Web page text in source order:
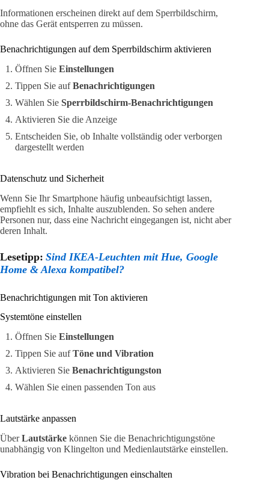
Informationen erscheinen direkt auf dem Sperrbildschirm,
ohne das Gerät entsperren zu müssen.
Benachrichtigungen auf dem Sperrbildschirm aktivieren
Öffnen Sie Einstellungen
Tippen Sie aufBenachrichtigungen
Wählen Sie Sperrbildschirm-Benachrichtigungen
Aktivieren Sie die Anzeige
Entscheiden Sie, ob Inhalte vollständig oder verborgen
dargestellt werden
Datenschutz und Sicherheit
Wenn Sie Ihr Smartphone häufig unbeaufsichtigt lassen,
empfiehlt es sich, Inhalte auszublenden. So sehen andere
Personen nur, dass eine Nachricht eingegangen ist, nicht aber
deren Inhalt.
Lesetipp: Sind IKEA-Leuchten mit Hue, Google
Home & Alexa kompatibel?
Benachrichtigungen mit Ton aktivieren
Systemtöne einstellen
Öffnen Sie Einstellungen
Tippen Sie aufTöne und Vibration
Aktivieren Sie Benachrichtigungston
Wählen Sie einen passenden Ton aus
Lautstärke anpassen
ÜberLautstärke können Sie die Benachrichtigungstöne
unabhängig von Klingelton und Medienlautstärke einstellen.
Vibration bei Benachrichtigungen einschalten